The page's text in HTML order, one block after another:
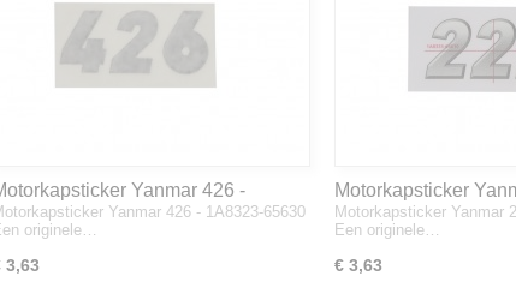
Yanmar 426 -
65630Yanmar 426 - 1A8323-65630
originele…
3,63
Motorkapsticker
1A8333-65610
Motorkapsticker Yanmar
Een originele…
€ 3,63